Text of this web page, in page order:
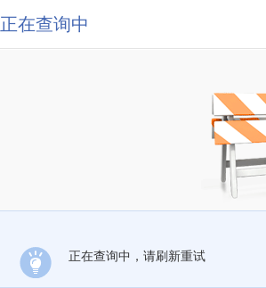
正在查询中
正在查询中，请刷新重试